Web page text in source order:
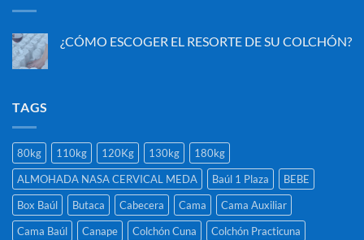
¿CÓMO ESCOGER EL RESORTE DE SU COLCHÓN?
DE
SU
COLCHÓN?
TAGS
80kg 110kg 120Kg 130kg
180kg
ALMOHADA NASA CERVICAL MEDA
Baúl 1 Plaza
BEBE
Box Baúl
Butaca Cabecera Cama
Cama Auxiliar
Cama Baúl
Canape Colchón Cuna
Colchón Practicuna